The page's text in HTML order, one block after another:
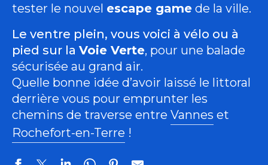
tester le nouvel escape game de la ville.
Le ventre plein, vous voici à vélo ou à
pied sur la Voie Verte, pour une balade
sécurisée au grand air.
Quelle bonne idée d’avoir laissé le littoral
derrière vous pour emprunter les
chemins de traverse entre Vannes et
Rochefort-en-Terre !